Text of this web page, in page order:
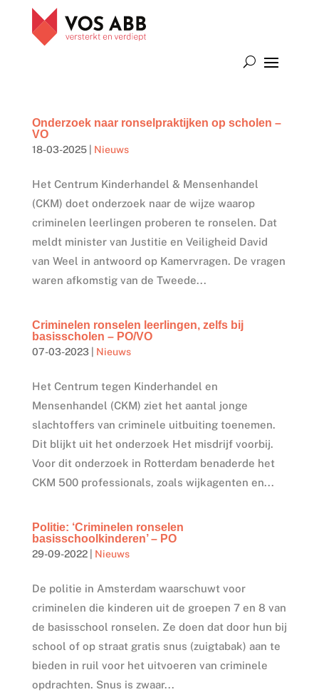
Onderzoek naar ronselpraktijken op scholen –
VO
18-03-2025| Nieuws
Het Centrum Kinderhandel & Mensenhandel
(CKM) doet onderzoek naar de wijze waarop
criminelen leerlingen proberen te ronselen. Dat
meldt minister van Justitie en Veiligheid David
van Weel in antwoord op Kamervragen. De vragen
waren afkomstig van de Tweede...
Criminelen ronselen leerlingen, zelfs bij
basisscholen – PO/VO
07-03-2023| Nieuws
Het Centrum tegen Kinderhandel en
Mensenhandel (CKM) ziet het aantal jonge
slachtoffers van criminele uitbuiting toenemen.
Dit blijkt uit het onderzoek Het misdrijf voorbij.
Voor dit onderzoek in Rotterdam benaderde het
CKM 500 professionals, zoals wijkagenten en...
Politie: ‘Criminelen ronselen
basisschoolkinderen’ – PO
29-09-2022| Nieuws
De politie in Amsterdam waarschuwt voor
criminelen die kinderen uit de groepen 7 en 8 van
de basisschool ronselen. Ze doen dat door hun bij
school of op straat gratis snus (zuigtabak) aan te
bieden in ruil voor het uitvoeren van criminele
opdrachten. Snus is zwaar...